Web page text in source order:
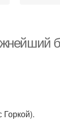
Горкой).